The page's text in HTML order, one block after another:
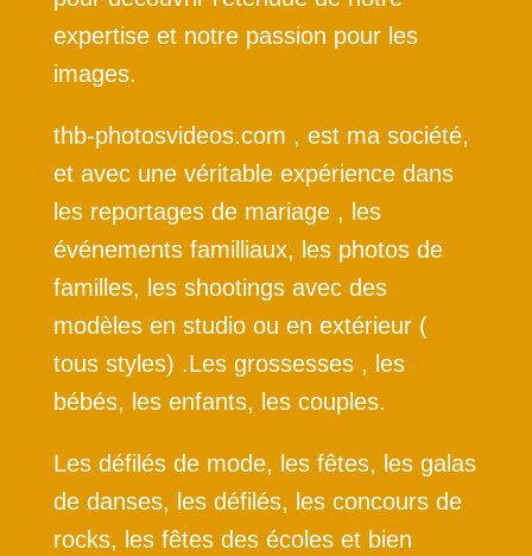
expertise et notre passion pour les
images.
thb-photosvideos.com , est ma société,
et avec une véritable expérience dans
les reportages de mariage , les
événements familliaux, les photos de
familles, les shootings avec des
modèles en studio ou en extérieur (
tous styles) .Les grossesses , les
bébés, les enfants, les couples.
Les défilés de mode, les fêtes, les galas
de danses, les défilés, les concours de
rocks, les fêtes des écoles et bien